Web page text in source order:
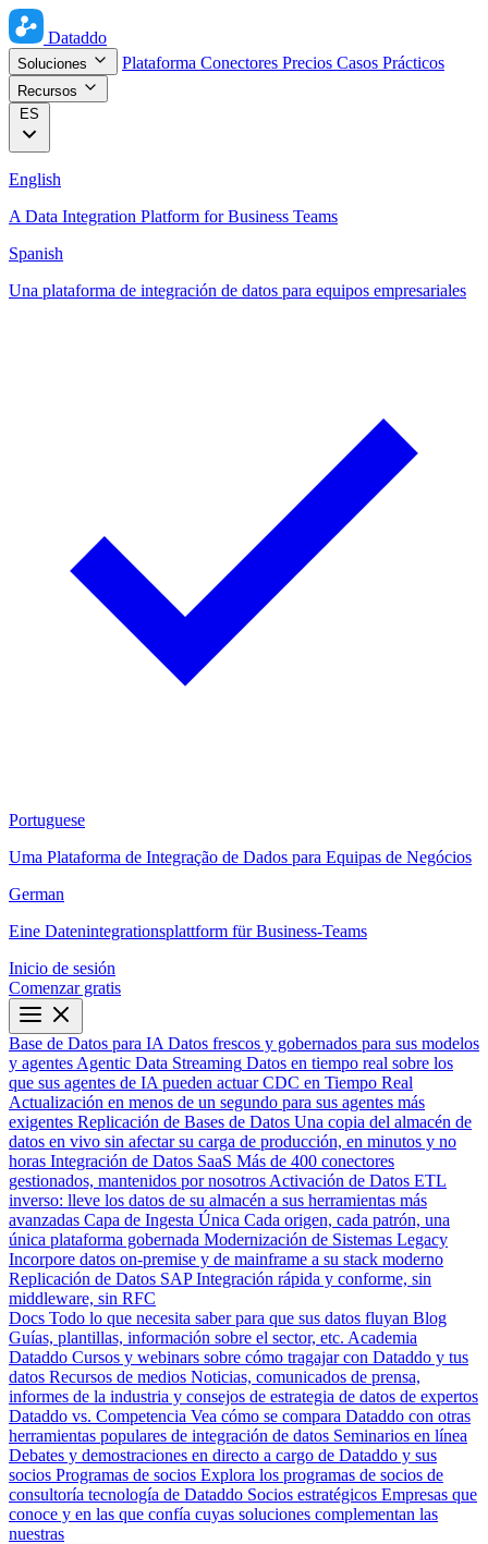
Dataddo
Soluciones Plataforma Conectores Precios Casos Prácticos
Recursos
ES
English
A Data Integration Platform for Business Teams
Spanish
Una plataforma de integración de datos para equipos empresariales
Portuguese
Uma Plataforma de Integração de Dados para Equipas de Negócios
German
Eine Datenintegrationsplattform für Business-Teams
Inicio de sesión
Comenzar gratis
Base de Datos para IA Datos frescos y gobernados para sus modelos
y agentes Agentic Data Streaming Datos en tiempo real sobre los
que sus agentes de IA pueden actuar CDC en Tiempo Real
Actualización en menos de un segundo para sus agentes más
exigentes Replicación de Bases de Datos Una copia del almacén de
datos en vivo sin afectar su carga de producción, en minutos y no
horas Integración de Datos SaaS Más de 400 conectores
gestionados, mantenidos por nosotros Activación de Datos ETL
inverso: lleve los datos de su almacén a sus herramientas más
avanzadas Capa de Ingesta Única Cada origen, cada patrón, una
única plataforma gobernada Modernización de Sistemas Legacy
Incorpore datos on-premise y de mainframe a su stack moderno
Replicación de Datos SAP Integración rápida y conforme, sin
middleware, sin RFC
Docs Todo lo que necesita saber para que sus datos fluyan Blog
Guías, plantillas, información sobre el sector, etc. Academia
Dataddo Cursos y webinars sobre cómo tragajar con Dataddo y tus
datos Recursos de medios Noticias, comunicados de prensa,
informes de la industria y consejos de estrategia de datos de expertos
Dataddo vs. Competencia Vea cómo se compara Dataddo con otras
herramientas populares de integración de datos Seminarios en línea
Debates y demostraciones en directo a cargo de Dataddo y sus
socios Programas de socios Explora los programas de socios de
consultoría tecnología de Dataddo Socios estratégicos Empresas que
conoce y en las que confía cuyas soluciones complementan las
nuestras